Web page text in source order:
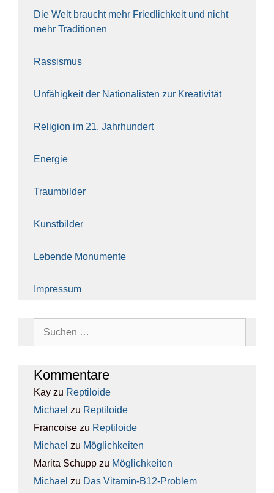
Die Welt braucht mehr Fried­lich­keit und nicht
mehr Tra­di­tio­nen
Ras­sis­mus
Unfä­hig­keit der Natio­na­lis­ten zur Krea­ti­vi­tät
Reli­gi­on im 21. Jahr­hun­dert
Ener­gie
Traum­bil­der
Kunst­bil­der
Leben­de Monu­men­te
Impres­sum
Kom­men­ta­re
Kay zu Rep­ti­lo­ide
Michael zu Rep­ti­lo­ide
Francoise zu Rep­ti­lo­ide
Michael zu Mög­lich­kei­ten
Marita Schupp zu Mög­lich­kei­ten
Michael zu Das Vit­amin-B12-Pro­blem